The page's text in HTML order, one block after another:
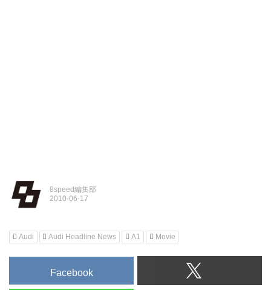
8speed編集部
Audi Audi Headline News A1 Movie
Facebook